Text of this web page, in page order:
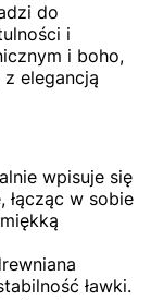
do
i
i boho,
elegancją
wpisuje się
łącząc w sobie
ławki.